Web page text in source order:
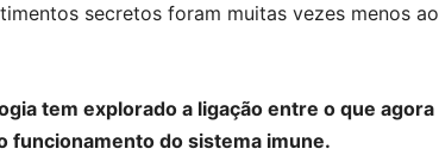
secretos foram muitas vezes menos ao
tem explorado a ligação entre o que agora
funcionamento do sistema imune.